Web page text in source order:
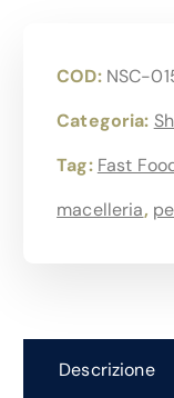
COD: NSC-
Categoria:
Tag: Fast
macelleria,
Descrizione